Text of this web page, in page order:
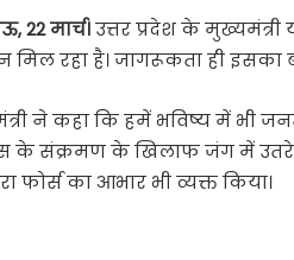
22 मार्च।उत्तर प्रदेश के
मिल रहा है। जागरूकता ही इसका
ने कहा कि हमें भविष्य में भी
के संक्रमण के खिलाफ जंग में उतरे
फोर्स का आभार भी व्यक्त किया।